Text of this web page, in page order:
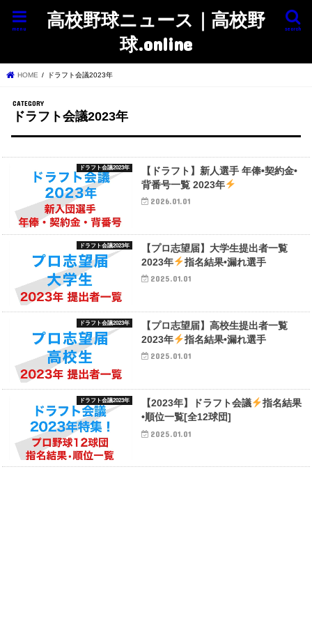
高校野球ニュース｜高校野
球.online
search
menu
HOME ドラフト会議2023年
ドラフト会議2023年
ドラフト会議2023年
【ドラフト】新人選手 年俸•契約金•
背番号一覧 2023年
2026.01.01
ドラフト会議2023年
【プロ志望届】大学生提出者一覧
2023年
指名結果•漏れ選手
2025.01.01
ドラフト会議2023年
【プロ志望届】高校生提出者一覧
2023年
指名結果•漏れ選手
2025.01.01
ドラフト会議2023年 【2023年】ドラフト会議
指名結果
•順位一覧[全12球団]
2025.01.01